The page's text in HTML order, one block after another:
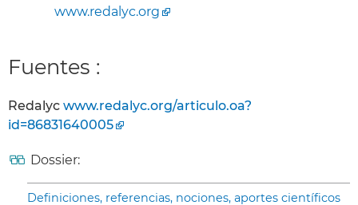
www.redalyc.org
Fuentes :
Redalyc www.redalyc.org/articulo.oa?
id=86831640005
Dossier:
Definiciones, referencias, nociones, aportes científicos